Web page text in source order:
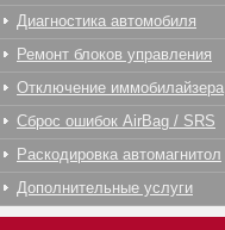
Диагностика автомобиля
Ремонт блоков управления
Отключение иммобилайзера
Сброс ошибок AirBag / SRS
Раскодировка автомагнитол
Дополнительные услуги